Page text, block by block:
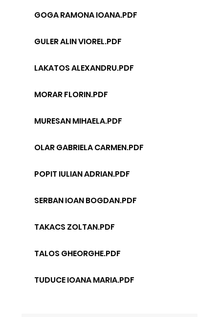
GOGA RAMONA IOANA.PDF
GULER ALIN VIOREL.PDF
LAKATOS ALEXANDRU.PDF
MORAR FLORIN.PDF
MURESAN MIHAELA.PDF
OLAR GABRIELA CARMEN.PDF
POPIT IULIAN ADRIAN.PDF
SERBAN IOAN BOGDAN.PDF
TAKACS ZOLTAN.PDF
TALOS GHEORGHE.PDF
TUDUCE IOANA MARIA.PDF